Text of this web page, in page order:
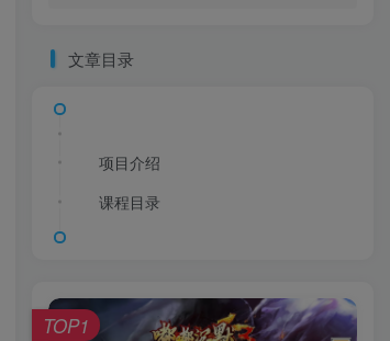
文章目录
项目介绍
课程目录
TOP1